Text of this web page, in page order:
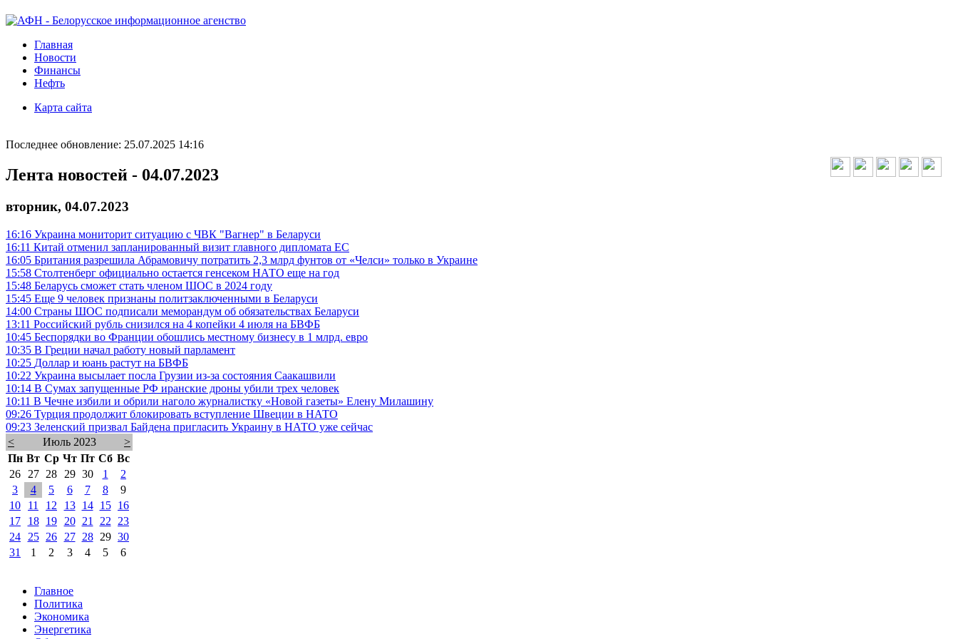
Главная
Новости
Финансы
Нефть
Карта сайта
Последнее обновление: 25.07.2025 14:16
Лента новостей - 04.07.2023
вторник, 04.07.2023
16:16 Украина мониторит ситуацию с ЧВК "Вагнер" в Беларуси
16:11 Китай отменил запланированный визит главного дипломата ЕС
16:05 Британия разрешила Абрамовичу потратить 2,3 млрд фунтов от «Челси» только в Украине
15:58 Столтенберг официально остается генсеком НАТО еще на год
15:48 Беларусь сможет стать членом ШОС в 2024 году
15:45 Еще 9 человек признаны политзаключенными в Беларуси
14:00 Страны ШОС подписали меморандум об обязательствах Беларуси
13:11 Российский рубль снизился на 4 копейки 4 июля на БВФБ
10:45 Беспорядки во Франции обошлись местному бизнесу в 1 млрд. евро
10:35 В Греции начал работу новый парламент
10:25 Доллар и юань растут на БВФБ
10:22 Украина высылает посла Грузии из-за состояния Саакашвили
10:14 В Сумах запущенные РФ иранские дроны убили трех человек
10:11 В Чечне избили и обрили наголо журналистку «Новой газеты» Елену Милашину
09:26 Турция продолжит блокировать вступление Швеции в НАТО
09:23 Зеленский призвал Байдена пригласить Украину в НАТО уже сейчас
<
Июль 2023
>
Пн Вт Ср Чт Пт Сб Вс
26
27 28 29 30 1
2
3
4 5 6 7 8
9
10
11 12 13 14 15
16
17
18 19 20 21 22
23
24
25 26 27 28 29 30
31
1 2 3 4 5 6
Главное
Политика
Экономика
Энергетика